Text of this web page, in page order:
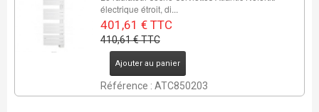
électrique étroit, di...
401,61 € TTC
410,61 € TTC
Ajouter au panier
Référence : ATC850203